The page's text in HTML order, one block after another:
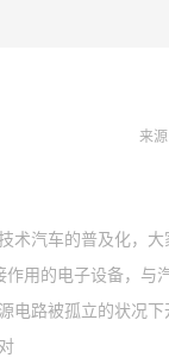
来
术汽车的普及化，
用的电子设备，
电路被孤立的状况